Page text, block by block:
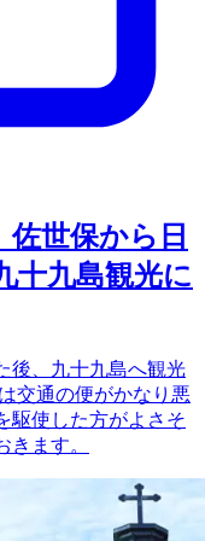
佐世保から日
十九島観光に
後、九十九島へ観光
交通の便がかなり悪
駆使した方がよさそ
ます。